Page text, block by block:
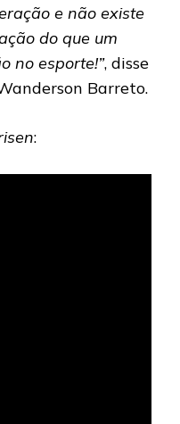
e não existe
do que um
no esporte!”, disse
Barreto.
: